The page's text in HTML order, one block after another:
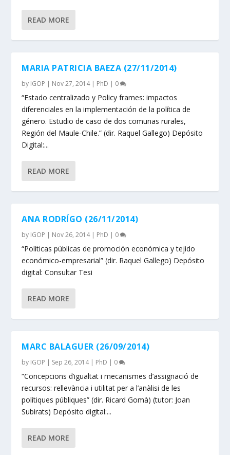
READ MORE
MARIA PATRICIA BAEZA (27/11/2014)
by IGOP | Nov 27, 2014| PhD | 0
“Estado centralizado y Policy frames: impactos
diferenciales en la implementación de la política de
género. Estudio de caso de dos comunas rurales,
Región del Maule-Chile.” (dir. Raquel Gallego) Depósito
Digital:...
READ MORE
ANA RODRÍGO (26/11/2014)
by IGOP | Nov 26, 2014| PhD | 0
“Políticas públicas de promoción económica y tejido
económico-empresarial” (dir. Raquel Gallego) Depósito
digital: Consultar Tesi
READ MORE
MARC BALAGUER (26/09/2014)
by IGOP | Sep 26, 2014| PhD | 0
“Concepcions d’igualtat i mecanismes d’assignació de
recursos: rellevància i utilitat per a l’anàlisi de les
polítiques públiques” (dir. Ricard Gomà) (tutor: Joan
Subirats) Depósito digital:...
READ MORE